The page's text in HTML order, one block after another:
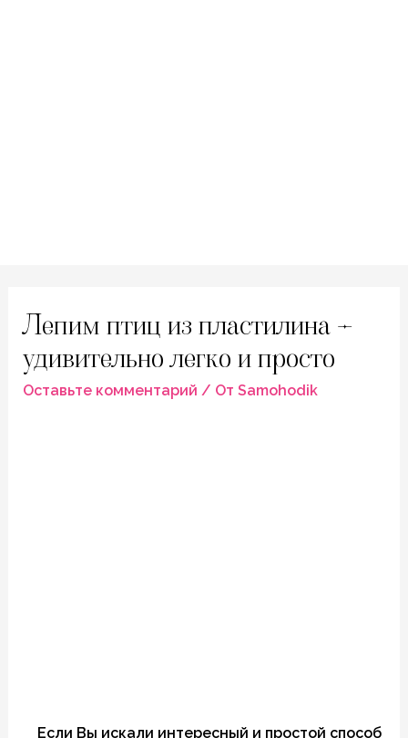
Лепим птиц из пластилина –
удивительно легко и просто
Оставьте комментарий / От Samohodik
Если Вы искали интересный и простой способ